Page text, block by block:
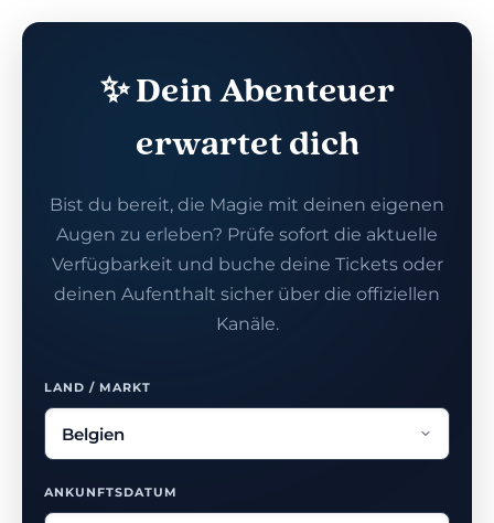
✨ Dein Abenteuer
erwartet dich
Bist du bereit, die Magie mit deinen eigenen
Augen zu erleben? Prüfe sofort die aktuelle
Verfügbarkeit und buche deine Tickets oder
deinen Aufenthalt sicher über die offiziellen
Kanäle.
LAND / MARKT
ANKUNFTSDATUM